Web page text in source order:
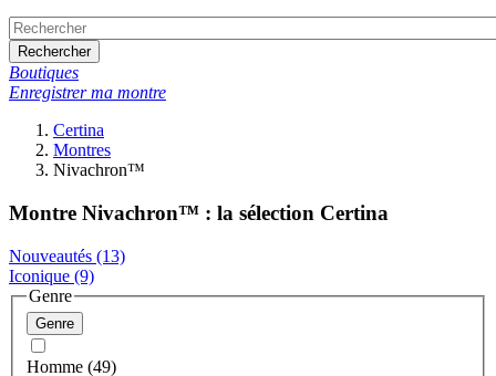
Rechercher
Boutiques
Enregistrer ma montre
Certina
Montres
Nivachron™
Montre Nivachron™ : la sélection Certina
Nouveautés (13)
Iconique (9)
Genre
Genre
Homme (49)